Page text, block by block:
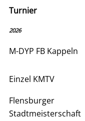
Turnier
2026
M-DYP FB Kappeln
Einzel KMTV
Flensburger
Stadtmeisterschaft